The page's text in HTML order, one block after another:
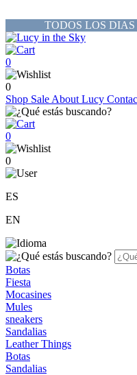
TODOS LOS
0
0
Shop Sale About Lucy
0
0
ES
EN
Botas
Fiesta
Mocasines
Mules
sneakers
Sandalias
Leather Things
Botas
Sandalias